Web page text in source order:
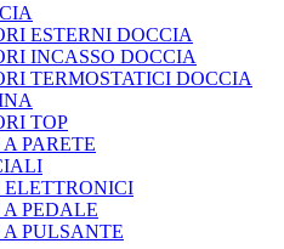
ESTERNI DOCCIA
INCASSO DOCCIA
TERMOSTATICI DOCCIA
TOP
PARETE
PEDALE
PULSANTE